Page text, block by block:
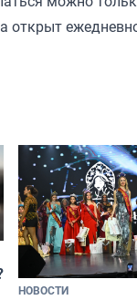
открыт
НОВОСТИ